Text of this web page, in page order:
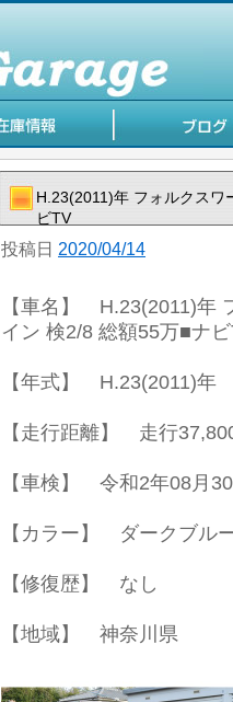
H.23(2011)年 フォルクス
ビTV
投稿日 2020/04/14
【車名】 H.23(2011)年
イン 検2/8 総額55万■ナ
【年式】 H.23(2011)年
【走行距離】 走行
【車検】 令和2年08月
【カラー】 ダークブル
【修復歴】 なし
【地域】 神奈川県